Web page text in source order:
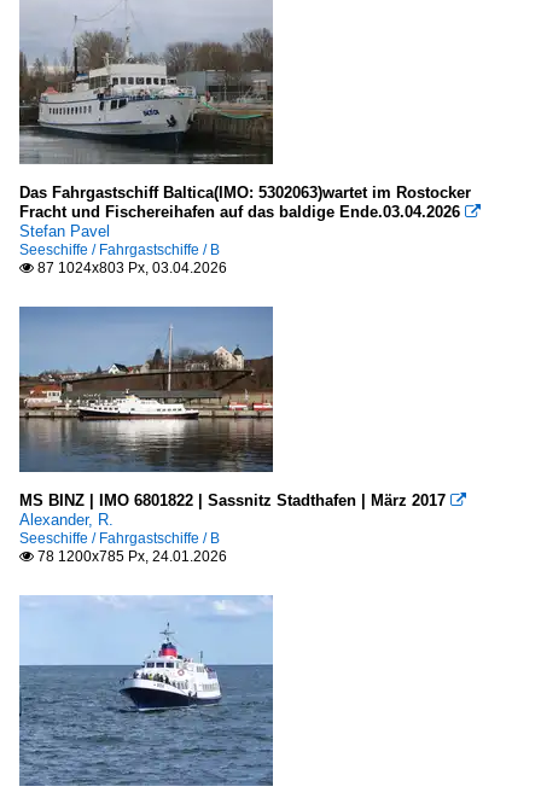
Rügen
Kleinere Häfen
Deutschland
in Mecklenburg-Vorpommern
in Niedersachsen
Sonstige Westküste
Vereinigtes Königreich
Mevagissey
Meere, Seegebiete
Deutschland
Ostsee
Dänemark
Kopenhagen
2010
2011
2012
2013
2014
2015
2016
2017
2020
2020
2021
2022
2023
2024
2025
Das Fahrgastschiff Baltica(IMO: 5302063)wartet im Rostocker
Fracht und Fischereihafen auf das baldige Ende.03.04.2026 
Stefan Pavel
Seeschiffe / Fahrgastschiffe / B
 87 1024x803 Px, 03.04.2026
MS BINZ | IMO 6801822 | Sassnitz Stadthafen | März 2017 
Alexander, R.
Seeschiffe / Fahrgastschiffe / B
 78 1200x785 Px, 24.01.2026